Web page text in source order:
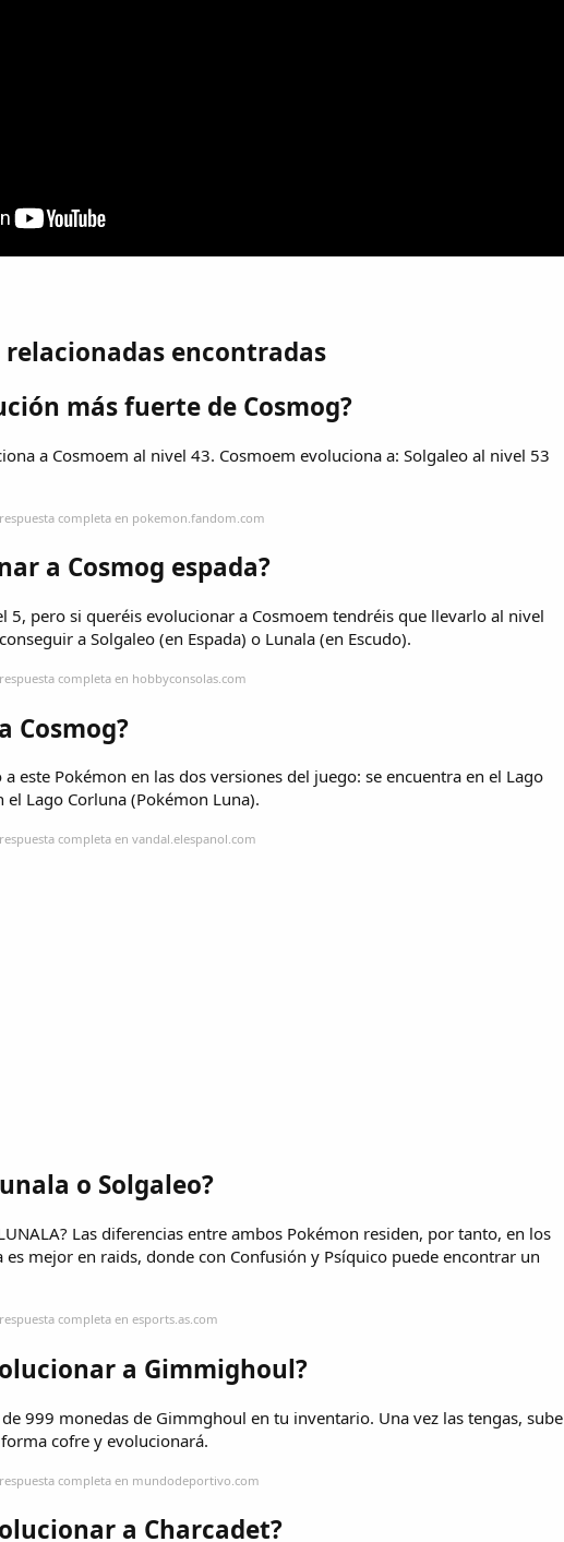
encontradas
más fuerte de Cosmog?
a Cosmoem al nivel 43. Cosmoem evoluciona a: Solgaleo al nivel 53
completa en pokemon.fandom.com
a Cosmog espada?
5, pero si queréis evolucionar a Cosmoem tendréis que llevarlo al nivel
a Solgaleo (en Espada) o Lunala (en Escudo).
completa en hobbyconsolas.com
Cosmog?
este Pokémon en las dos versiones del juego: se encuentra en el Lago
el Lago Corluna (Pokémon Luna).
completa en vandal.elespanol.com
o Solgaleo?
LUNALA? Las diferencias entre ambos Pokémon residen, por tanto, en los
es mejor en raids, donde con Confusión y Psíquico puede encontrar un
completa en esports.as.com
a Gimmighoul?
999 monedas de Gimmghoul en tu inventario. Una vez las tengas, sube
cofre y evolucionará.
completa en mundodeportivo.com
a Charcadet?